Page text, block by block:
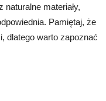
materiały,
Pamiętaj, że
dlatego warto zapoznać